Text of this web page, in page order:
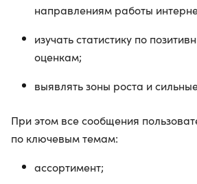
направлениям работы
изучать статистику по
оценкам;
выявлять зоны роста и
При этом все сообщения
по ключевым темам:
ассортимент;